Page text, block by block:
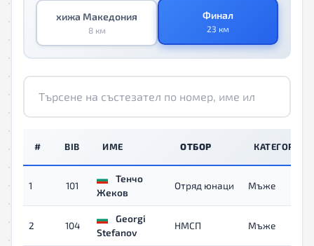
хижа Македония
8 км
Финал
23 км
# BIB ИМЕ ОТБОР КАТЕГОРИЯ
1 101
Тенчо
Жеков
Отряд юнаци Мъже
2 104
Georgi
Stefanov
НМСП Мъже